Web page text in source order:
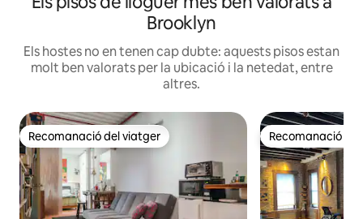
Brooklyn
Els hostes no en tenen cap dubte: aquests pisos estan
molt ben valorats per la ubicació i la netedat, entre
altres.
Recomanació del viatger
Recomanació del viatger Recomanació
Recomanació